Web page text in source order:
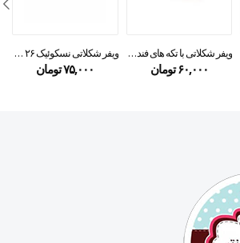
ویفر شکلاتی با تکه های فندق کرانچ نستله ۳۰ گرمی
۶۰,۰۰۰تومان
ویفر شکلاتی نسکوئیک ۲۶ گرمی
۷۵,۰۰۰تومان